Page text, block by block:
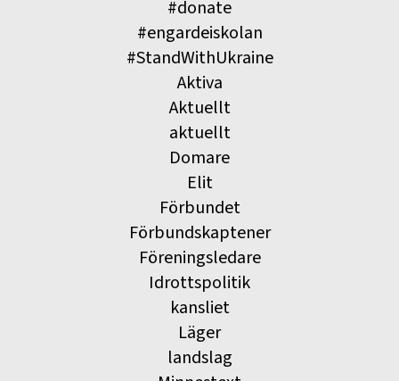
#donate
#engardeiskolan
#StandWithUkraine
Aktiva
Aktuellt
aktuellt
Domare
Elit
Förbundet
Förbundskaptener
Föreningsledare
Idrottspolitik
kansliet
Läger
landslag